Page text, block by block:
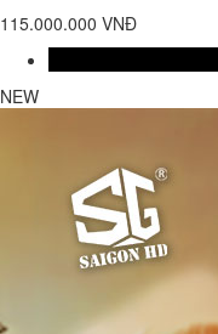
115.000.000 VNĐ
NEW